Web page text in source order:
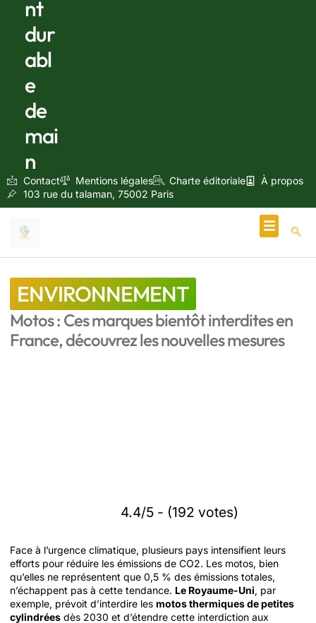
nt
dur
abl
e
de
mai
n
Contact Mentions légales Charte éditoriale
À propos
103 rue du talaman, 75002 Paris
ENVIRONNEMENT
Motos : Ces marques bientôt interdites en
France, découvrez les nouvelles mesures
4.4/5 - (192 votes)
Face à l’urgence climatique, plusieurs pays intensifient leurs
efforts pour réduire les émissions de CO2. Les motos, bien
qu’elles ne représentent que 0,5 % des émissions totales,
n’échappent pas à cette tendance. Le Royaume-Uni, par
exemple, prévoit d’interdire les motos thermiques de petites
cylindrées dès 2030 et d’étendre cette interdiction aux